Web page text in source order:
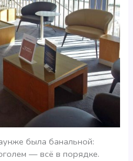
была банальной:
— всё в порядке.